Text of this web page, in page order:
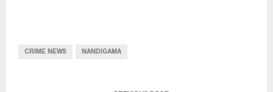
CRIME NEWS NANDIGAMA